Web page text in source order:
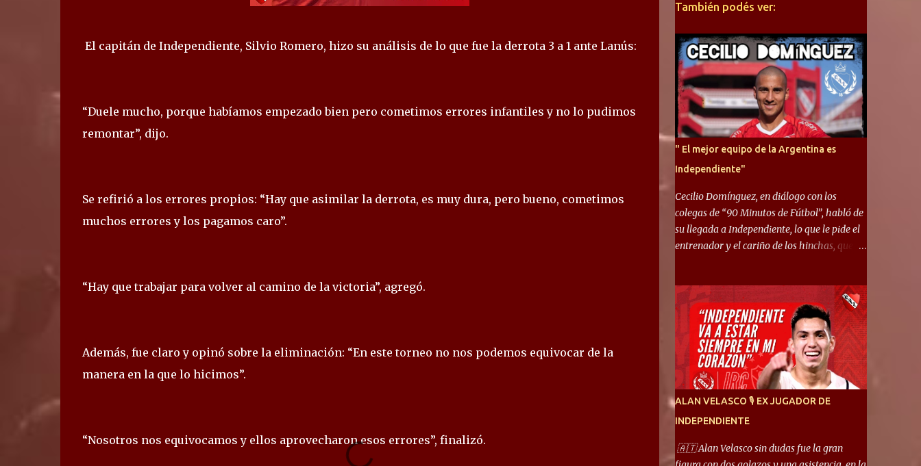
El capitán de Independiente, Silvio Romero, hizo su análisis de lo que fue la derrota 3 a 1 ante Lanús:
“Duele mucho, porque habíamos empezado bien pero cometimos errores infantiles y no lo pudimos
remontar”, dijo.
Se refirió a los errores propios: “Hay que asimilar la derrota, es muy dura, pero bueno, cometimos
muchos errores y los pagamos caro”.
“Hay que trabajar para volver al camino de la victoria”, agregó.
Además, fue claro y opinó sobre la eliminación: “En este torneo no nos podemos equivocar de la
manera en la que lo hicimos”.
“Nosotros nos equivocamos y ellos aprovecharon esos errores”, finalizó.
También podés ver:
" El mejor equipo de la Argentina es
Independiente"
Cecilio Domínguez, en diálogo con los
colegas de “90 Minutos de Fútbol”, habló de
su llegada a Independiente, lo que le pide el
entrenador y el cariño de los hinchas, que se
ayuda a que me adapte rápidamente, soy un
hombre alegre y abierto. Creo que lo estoy
haciendo muy bien. Cuando llegué, llegué a
un Independiente que juega muy dinámico y
me gusta mucho. Me favorece por la forma
de jugar mía y eso también ayudó a que me
adapte”. “Me siento mejor por izquierda,
pero me gusta mucho jugar de 9, y juego sin
problemas por derecha también. Jugar de 9
y de extremo por izquierda es diferente. A mi
me gusta jugar por fuera, porque tengo mas
ALAN VELASCO 🎙 EX JUGADOR DE
INDEPENDIENTE
🇦🇹 Alan Velasco sin dudas fue la gran